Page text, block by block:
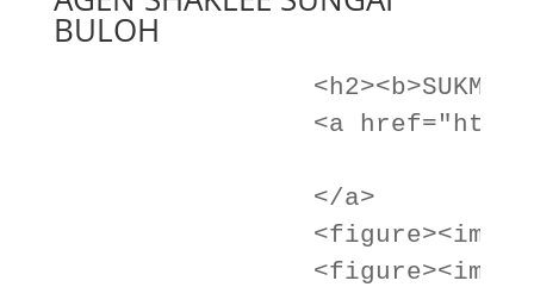
BULOH
<a
                </a>